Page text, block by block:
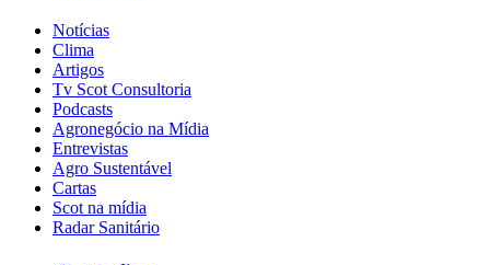
Notícias
Clima
Artigos
Tv Scot Consultoria
Podcasts
Agronegócio na Mídia
Entrevistas
Agro Sustentável
Cartas
Scot na mídia
Radar Sanitário